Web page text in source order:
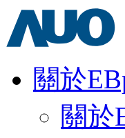
關於
關於